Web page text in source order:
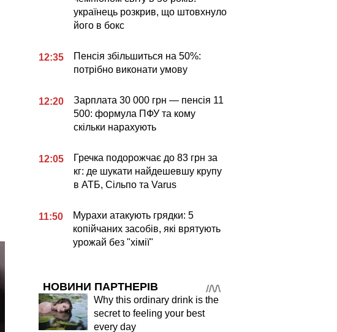
українець розкрив, що штовхнуло
його в бокс
12:35
Пенсія збільшиться на 50%:
потрібно виконати умову
12:20
Зарплата 30 000 грн — пенсія 11
500: формула ПФУ та кому
скільки нарахують
12:05
Гречка подорожчає до 83 грн за
кг: де шукати найдешевшу крупу
в АТБ, Сільпо та Varus
11:50
Мурахи атакують грядки: 5
копійчаних засобів, які врятують
урожай без "хімії"
НОВИНИ ПАРТНЕРІВ
Why this ordinary drink is the
secret to feeling your best
every day